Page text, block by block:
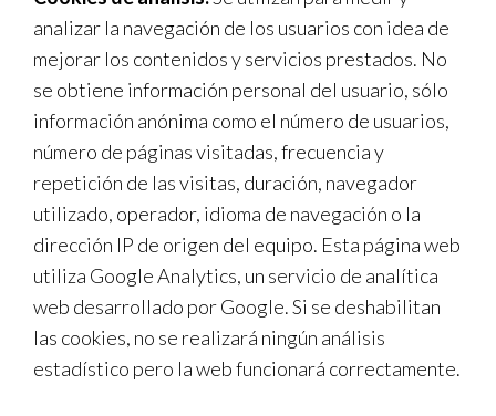
analizar la navegación de los usuarios con idea de
mejorar los contenidos y servicios prestados. No
se obtiene información personal del usuario, sólo
información anónima como el número de usuarios,
número de páginas visitadas, frecuencia y
repetición de las visitas, duración, navegador
utilizado, operador, idioma de navegación o la
dirección IP de origen del equipo. Esta página web
utiliza Google Analytics, un servicio de analítica
web desarrollado por Google. Si se deshabilitan
las cookies, no se realizará ningún análisis
estadístico pero la web funcionará correctamente.